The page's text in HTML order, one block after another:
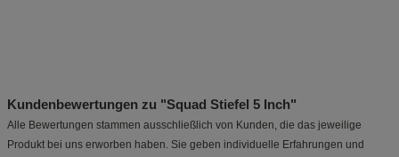
Kundenbewertungen zu "Squad Stiefel 5 Inch"
Alle Bewertungen stammen ausschließlich von Kunden, die das jeweilige
Produkt bei uns erworben haben. Sie geben individuelle Erfahrungen und